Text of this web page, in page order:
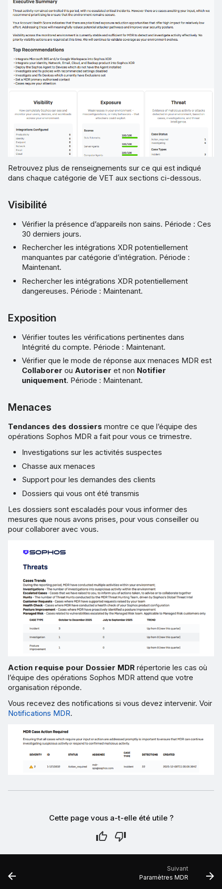
Retrouvez plus de renseignements sur ce qui est indiqué
dans chaque catégorie de VET aux sections ci-dessous.
Visibilité
Vérifier la présence d’appareils non sains. Période : Ces
30 derniers jours.
Rechercher les intégrations XDR potentiellement
manquantes par catégorie d’intégration. Période :
Maintenant.
Rechercher les intégrations XDR potentiellement
dangereuses. Période : Maintenant.
Exposition
Vérifier toutes les vérifications pertinentes dans
Intégrité du compte. Période : Maintenant.
Vérifier que le mode de réponse aux menaces MDR est
Collaborer ouAutoriser et non Notifier
uniquement. Période : Maintenant.
Menaces
Tendances des dossiers montre ce que l’équipe des
opérations Sophos MDR a fait pour vous ce trimestre.
Investigations sur les activités suspectes
Chasse aux menaces
Support pour les demandes des clients
Dossiers qui vous ont été transmis
Les dossiers sont escaladés pour vous informer des
mesures que nous avons prises, pour vous conseiller ou
pour collaborer avec vous.
Action requise pour Dossier MDR répertorie les cas où
l’équipe des opérations Sophos MDR attend que votre
organisation réponde.
Vous recevez des notifications si vous devez intervenir. Voir
Notifications MDR.
Cette page vous a-t-elle été utile ?
Suivant
Paramètres MDR